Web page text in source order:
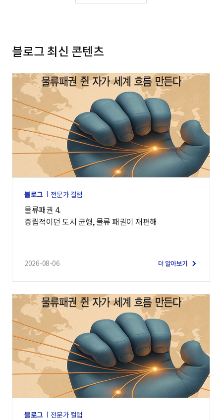
블로그 최신 콘텐츠
블로그 전문가 컬럼
물류패권 4.
중립적이던 도시 균형, 물류 패권이 재편해
2026-08-06 더 알아보기
블로그 전문가 컬럼